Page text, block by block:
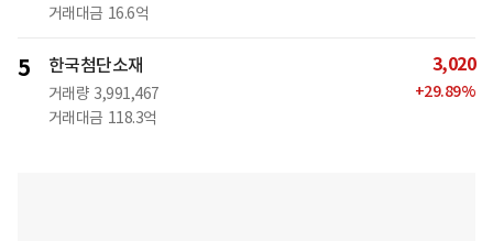
거래대금 16.6억
5 한국첨단소재
거래량 3,991,467
거래대금 118.3억
3,020
+29.89%